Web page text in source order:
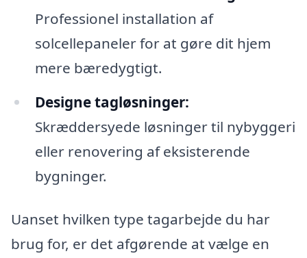
Professionel installation af
solcellepaneler for at gøre dit hjem
mere bæredygtigt.
Designe tagløsninger:
Skræddersyede løsninger til nybyggeri
eller renovering af eksisterende
bygninger.
Uanset hvilken type tagarbejde du har
brug for, er det afgørende at vælge en